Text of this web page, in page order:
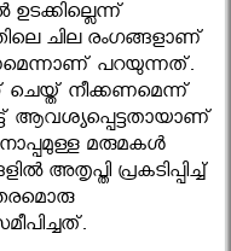
ചില രംഗങ്ങളാണ്
പറയുന്നത്.
ചെയ്ത് നീക്കണമെന്ന്
ആവശ്യപ്പെട്ടതായാണ്
മരുമകള്‍
അതൃപ്തി പ്രകടിപ്പിച്ച്